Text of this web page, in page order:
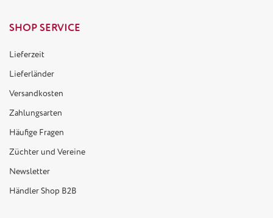
SHOP SERVICE
Lieferzeit
Lieferländer
Versandkosten
Zahlungsarten
Häufige Fragen
Züchter und Vereine
Newsletter
Händler Shop B2B